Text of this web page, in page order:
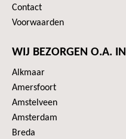
Contact
Voorwaarden
WIJ BEZORGEN O.A. IN
Alkmaar
Amersfoort
Amstelveen
Amsterdam
Breda